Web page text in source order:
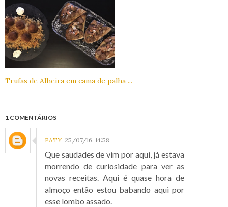
Trufas de Alheira em cama de palha ...
1 COMENTÁRIOS
PATY 25/07/16, 14:58
Que saudades de vim por aqui, já estava
morrendo de curiosidade para ver as
novas receitas. Aqui é quase hora de
almoço então estou babando aqui por
esse lombo assado.